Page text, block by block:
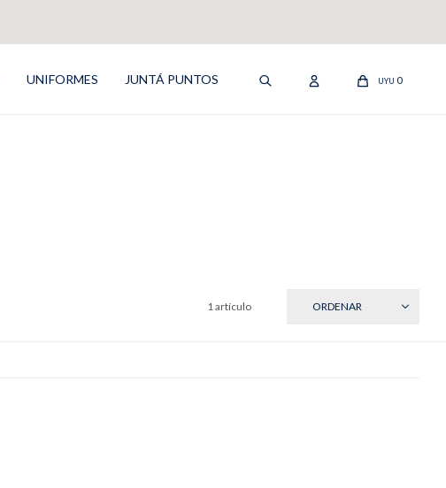
UNIFORMES JUNTÁ PUNTOS UYU 0
1 artículo